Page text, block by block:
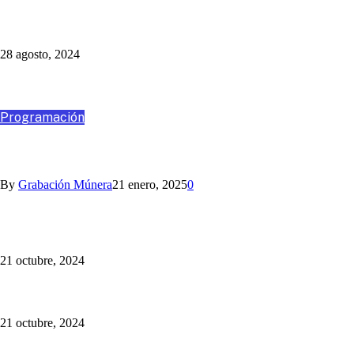
28 agosto, 2024
Programación
By Grabación Múnera21 enero, 20250
21 octubre, 2024
21 octubre, 2024